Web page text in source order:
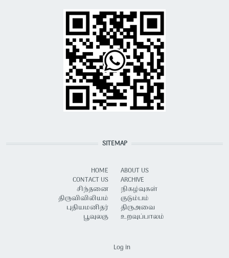
SITEMAP
HOME
CONTACT US
சிந்தனை
திருவிவிலியம்
புதியமனிதர்
பூவுலகு
ABOUT US
ARCHIVE
நிகழ்வுகள்
குடும்பம்
திருஅவை
உறவுப்பாலம்
Log in